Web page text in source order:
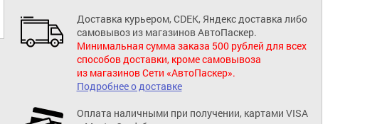
Доставка курьером, CDEK, Яндекс доставка либо
самовывоз из магазинов АвтоПаскер.
Минимальная сумма заказа 500 рублей для всех
способов доставки, кроме самовывоза
из магазинов Сети «АвтоПаскер».
Подробнее о доставке
Оплата наличными при получении, картами VISA